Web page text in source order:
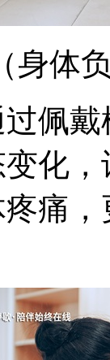
（身体
过佩
化
痛